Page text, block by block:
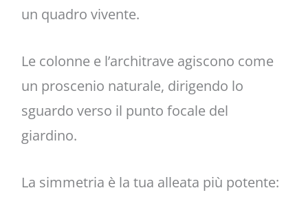
un quadro vivente.
Le colonne e l’architrave agiscono come
un proscenio naturale, dirigendo lo
sguardo verso il punto focale del
giardino.
La simmetria è la tua alleata più potente: